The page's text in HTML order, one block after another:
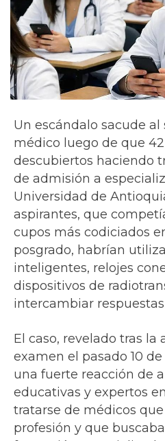
Un escándalo sacude
médico luego de que
descubiertos haciendo
de admisión a
Universidad de
aspirantes, que
cupos más codiciados
posgrado, habrían
inteligentes, relojes
dispositivos de
intercambiar
El caso, revelado tras la
examen el pasado 10
una fuerte reacción de
educativas y expertos
tratarse de médicos
profesión y que